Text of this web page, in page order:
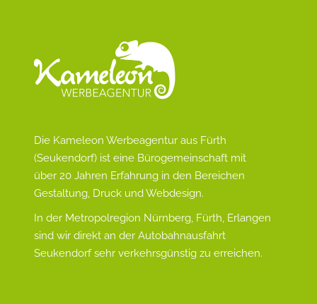
Die Kameleon Werbeagentur aus Fürth
(Seukendorf) ist eine Bürogemeinschaft mit
über 20 Jahren Erfahrung in den Bereichen
Gestaltung, Druck und Webdesign.
In der Metropolregion Nürnberg, Fürth, Erlangen
sind wir direkt an der Autobahnausfahrt
Seukendorf sehr verkehrsgünstig zu erreichen.